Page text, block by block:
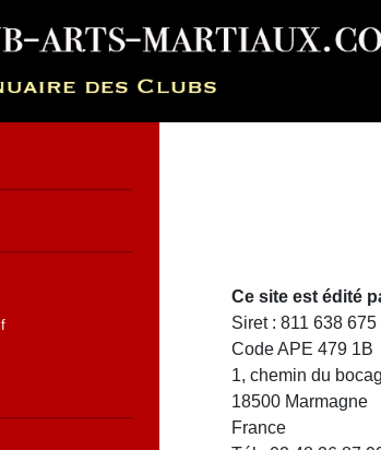
Ce site est édité
Siret : 811 638 675
Code APE 479 1B
1, chemin du
18500 Marmagne
France